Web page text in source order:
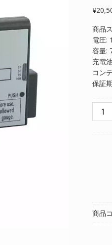
¥
商品
電圧:
容量:
充電
コン
保証
商品